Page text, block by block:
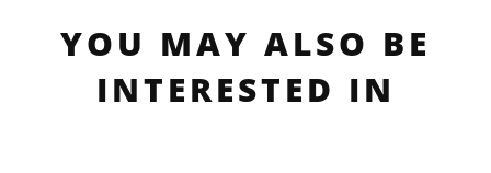
YOU MAY ALSO BE
INTERESTED IN